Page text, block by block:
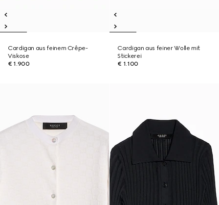
Cardigan aus feinem Crêpe-
Viskose
€ 1.900
Cardigan aus feiner Wolle mit
Stickerei
€ 1.100